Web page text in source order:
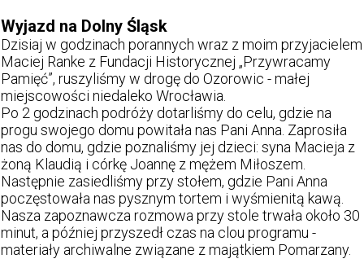
Wyjazd na Dolny Śląsk
Dzisiaj w godzinach porannych wraz z moim przyjacielem
Maciej Ranke z Fundacji Historycznej „Przywracamy
Pamięć”, ruszyliśmy w drogę do Ozorowic - małej
miejscowości niedaleko Wrocławia.
Po 2 godzinach podróży dotarliśmy do celu, gdzie na
progu swojego domu powitała nas Pani Anna. Zaprosiła
nas do domu, gdzie poznaliśmy jej dzieci: syna Macieja z
żoną Klaudią i córkę Joannę z mężem Miłoszem.
Następnie zasiedliśmy przy stołem, gdzie Pani Anna
poczęstowała nas pysznym tortem i wyśmienitą kawą.
Nasza zapoznawcza rozmowa przy stole trwała około 30
minut, a później przyszedł czas na clou programu -
materiały archiwalne związane z majątkiem Pomarzany.